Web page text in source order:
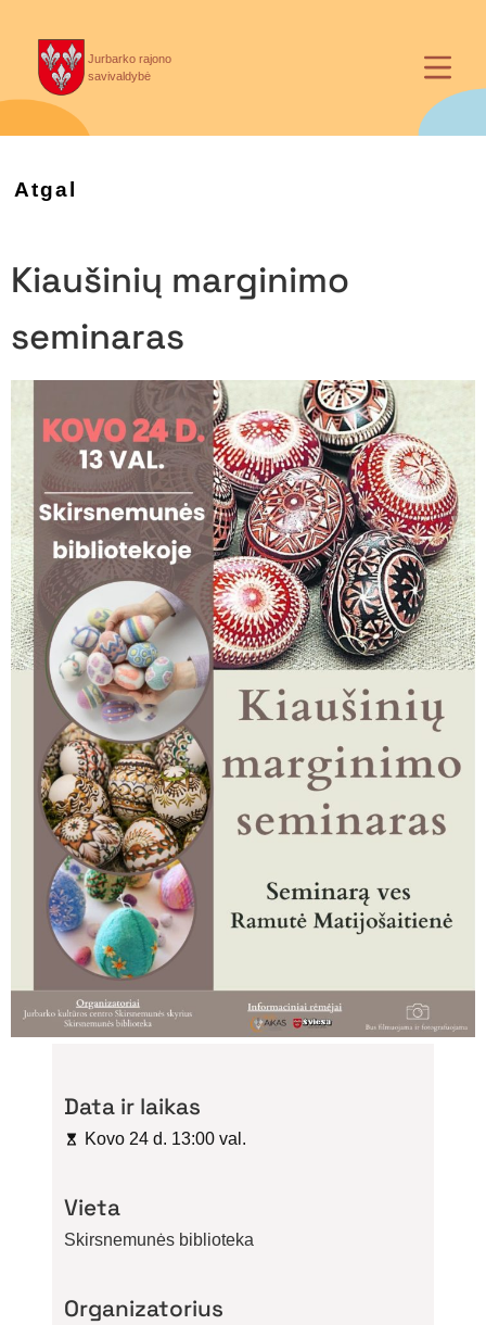
Jurbarko rajono
savivaldybė
Atgal
Kiaušinių marginimo
seminaras
Data ir laikas
Kovo 24 d. 13:00 val.
Vieta
Skirsnemunės biblioteka
Organizatorius